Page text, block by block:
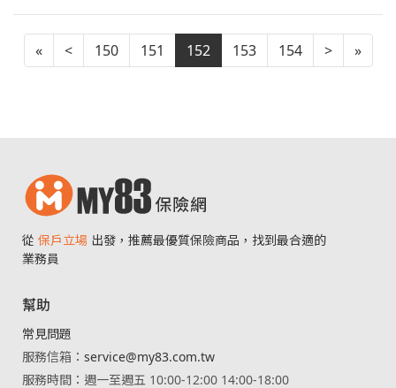
« < 150 151 152 153 154 > »
從 保戶立場 出發，推薦最優質保險商品，找到最合適的
業務員
幫助
常見問題
服務信箱： service@my83.com.tw
服務時間：週一至週五 10:00-12:00 14:00-18:00